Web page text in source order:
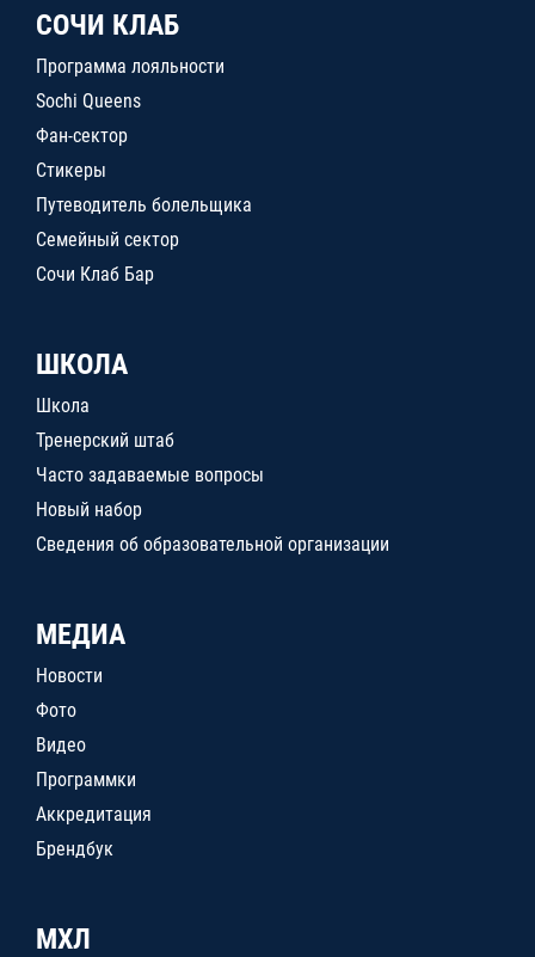
СОЧИ КЛАБ
Программа лояльности
Sochi Queens
Фан-сектор
Стикеры
Путеводитель болельщика
Семейный сектор
Сочи Клаб Бар
ШКОЛА
Школа
Тренерский штаб
Часто задаваемые вопросы
Новый набор
Сведения об образовательной организации
МЕДИА
Новости
Фото
Видео
Программки
Аккредитация
Брендбук
МХЛ